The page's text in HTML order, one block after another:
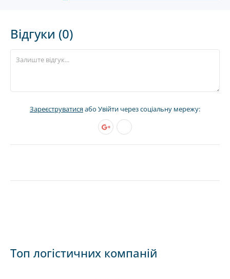
Відгуки (0)
Зареєструватисяабо Увійти через соціальну мережу:
Топ логістичних компаній